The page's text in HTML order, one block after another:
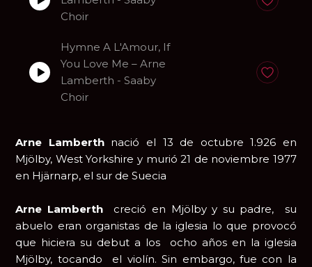
Choir
Anadir a
Hymne A L'Amour, If
You Love Me – Arne
Lamberth - Saaby
Choir
Anadir a
Arne Lamberth nació el 13 de octubre 1.926 en
Mjölby, West Yorkshire y murió 21 de noviembre 1977
en Hjärnarp, el sur de Suecia
Arne Lamberth
creció en Mjölby y su padre, su
abuelo eran organistas de la iglesia lo que provocó
que hiciera su debut a los ocho años en la iglesia
Mjölby, tocando el violín. Sin embargo, fue con la